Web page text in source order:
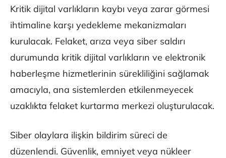
Kritik dijital varlıkların kaybı veya zarar görmesi
ihtimaline karşı yedekleme mekanizmaları
kurulacak. Felaket, arıza veya siber saldırı
durumunda kritik dijital varlıkların ve elektronik
haberleşme hizmetlerinin sürekliliğini sağlamak
amacıyla, ana sistemlerden etkilenmeyecek
uzaklıkta felaket kurtarma merkezi oluşturulacak.
Siber olaylara ilişkin bildirim süreci de
düzenlendi. Güvenlik, emniyet veya nükleer